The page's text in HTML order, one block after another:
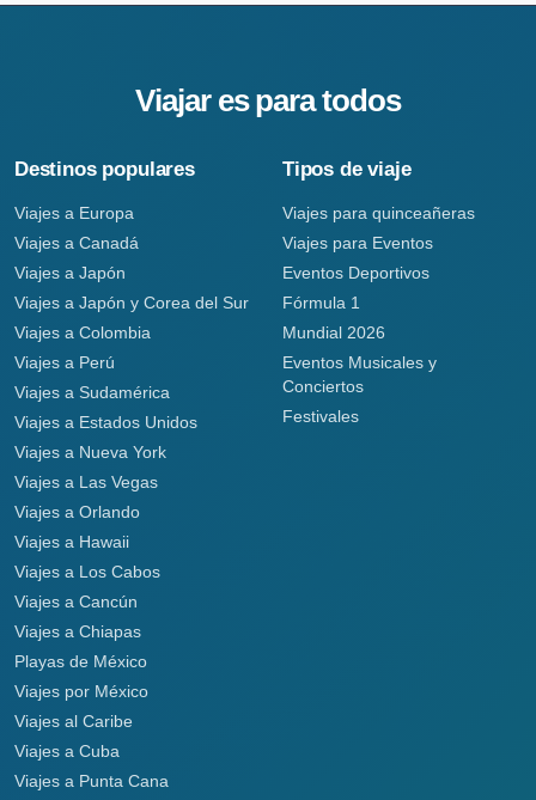
Viajar es para todos
Destinos populares
Viajes a Europa
Viajes a Canadá
Viajes a Japón
Viajes a Japón y Corea del Sur
Viajes a Colombia
Viajes a Perú
Viajes a Sudamérica
Viajes a Estados Unidos
Viajes a Nueva York
Viajes a Las Vegas
Viajes a Orlando
Viajes a Hawaii
Viajes a Los Cabos
Viajes a Cancún
Viajes a Chiapas
Playas de México
Viajes por México
Viajes al Caribe
Viajes a Cuba
Viajes a Punta Cana
Tipos de viaje
Viajes para quinceañeras
Viajes para Eventos
Eventos Deportivos
Fórmula 1
Mundial 2026
Eventos Musicales y
Conciertos
Festivales